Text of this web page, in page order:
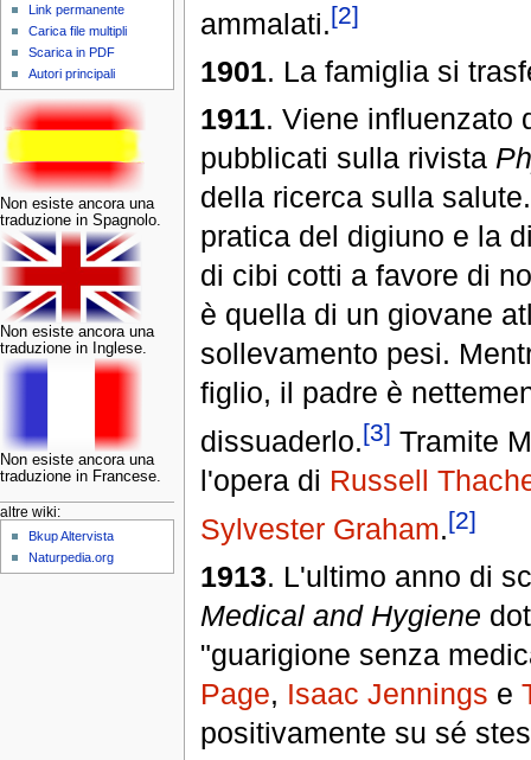
ammalati.[2]
1901. La famiglia si
1911. Viene influenzato
pubblicati sulla rivista
della ricerca sulla
pratica del digiuno e la
di cibi cotti a favore di
è quella di un giovane
sollevamento pesi.
figlio, il padre è
dissuaderlo.[3] Tramite
l'opera di Russell
Sylvester Graham.[2]
1913. L'ultimo anno di
Medical and Hygiene
"guarigione senza
Page, Isaac Jennings e
positivamente su sé
Link permanente
Carica file multipli
Scarica in PDF
Autori principali
Non esiste ancora una
traduzione in Spagnolo.
Non esiste ancora una
traduzione in Inglese.
Non esiste ancora una
traduzione in Francese.
altre wiki:
Bkup Altervista
Naturpedia.org